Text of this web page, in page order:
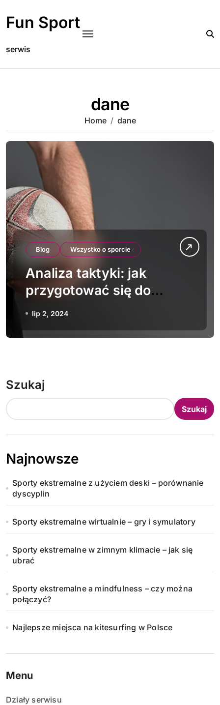
content
Fun Sport
serwis
dane
Home dane
Blog Wszystko o sporcie
Analiza taktyki: jak
przygotować się do
meczu rugby?
lip 2, 2024
Szukaj
Szukaj
Najnowsze
Sporty ekstremalne z użyciem deski – porównanie
dyscyplin
Sporty ekstremalne wirtualnie – gry i symulatory
Sporty ekstremalne w zimnym klimacie – jak się
ubrać
Sporty ekstremalne a mindfulness – czy można
połączyć?
Najlepsze miejsca na kitesurfing w Polsce
Menu
Działy serwisu